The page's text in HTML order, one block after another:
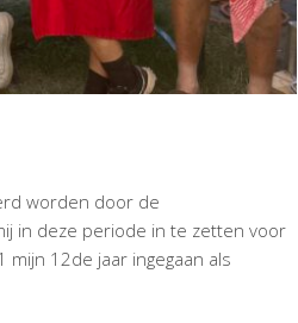
worden door de
in deze periode in te zetten voor
12de jaar ingegaan als